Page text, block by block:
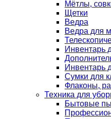
Мётлы,
Щетки
Ведра
Ведра для
Инвентарь
Инвентарь
Сумки для
Флаконы,
Техника для
Бытовые